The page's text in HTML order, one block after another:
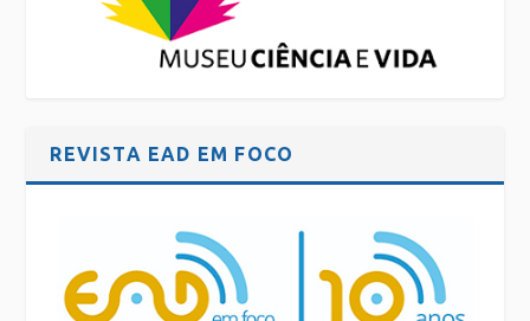
REVISTA EAD EM FOCO